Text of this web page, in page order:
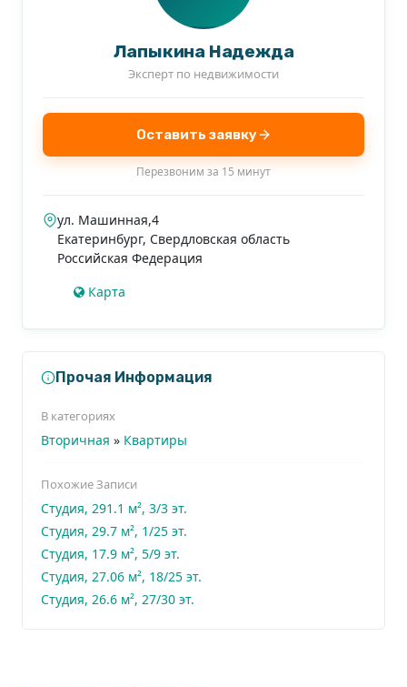
в первую квартиру для проживания молодой
пары, студента, так и отличный вариант для сдачи
в аренду или в дальнейшем в перепродажу!
в удобное время!
Лапыкина Надежда
Эксперт по недвижимости
Оставить заявку
Перезвоним за 15 минут
ул. Машинная,4
Екатеринбург, Свердловская область
Российская Федерация
Карта
Прочая Информация
В категориях
Вторичная » Квартиры
Похожие Записи
Студия, 291.1 м², 3/3 эт.
Студия, 29.7 м², 1/25 эт.
Студия, 17.9 м², 5/9 эт.
Студия, 27.06 м², 18/25 эт.
Студия, 26.6 м², 27/30 эт.